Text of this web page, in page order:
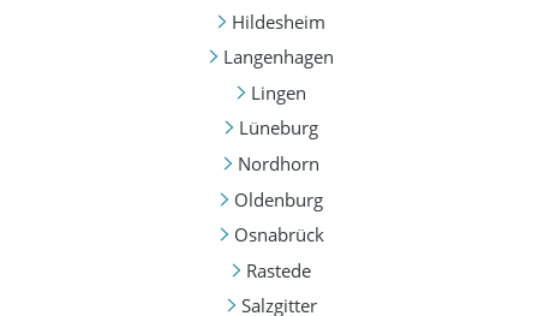
Hildesheim
Langenhagen
Lingen
Lüneburg
Nordhorn
Oldenburg
Osnabrück
Rastede
Salzgitter